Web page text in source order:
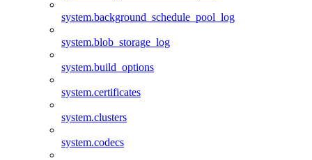
system.background_schedule_pool_log
system.blob_storage_log
system.build_options
system.certificates
system.clusters
system.codecs